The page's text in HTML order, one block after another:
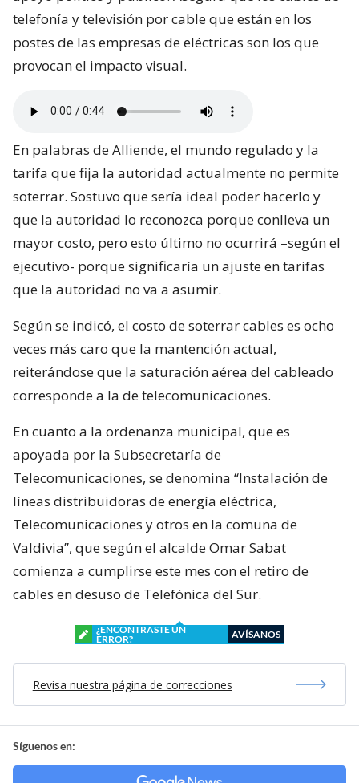
telefonía y televisión por cable que están en los
postes de las empresas de eléctricas son los que
provocan el impacto visual.
En palabras de Alliende, el mundo regulado y la
tarifa que fija la autoridad actualmente no permite
soterrar. Sostuvo que sería ideal poder hacerlo y
que la autoridad lo reconozca porque conlleva un
mayor costo, pero esto último no ocurrirá –según el
ejecutivo- porque significaría un ajuste en tarifas
que la autoridad no va a asumir.
Según se indicó, el costo de soterrar cables es ocho
veces más caro que la mantención actual,
reiterándose que la saturación aérea del cableado
corresponde a la de telecomunicaciones.
En cuanto a la ordenanza municipal, que es
apoyada por la Subsecretaría de
Telecomunicaciones, se denomina “Instalación de
líneas distribuidoras de energía eléctrica,
Telecomunicaciones y otros en la comuna de
Valdivia”, que según el alcalde Omar Sabat
comienza a cumplirse este mes con el retiro de
cables en desuso de Telefónica del Sur.
¿ENCONTRASTE UN
ERROR?
AVÍSANOS
Revisa nuestra página de correcciones
Síguenos en: